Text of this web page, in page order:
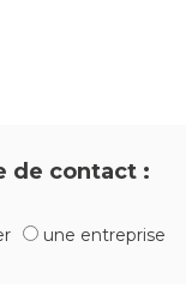
de contact :
une entreprise